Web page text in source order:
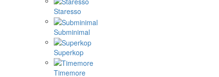
Staresso
Subminimal
Superkop
Timemore